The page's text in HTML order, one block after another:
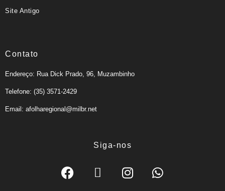
Site Antigo
Contato
Endereço: Rua Dick Prado, 96, Muzambinho
Telefone: (35) 3571-2429
Email: afolharegional@milbr.net
Siga-nos